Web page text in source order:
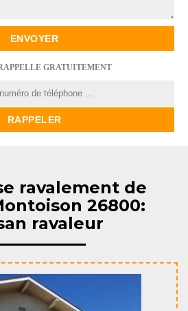
GRATUITEMENT
ravalement de
26800:
ravaleur